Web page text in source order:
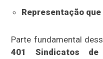
Representação
Parte fundamental
401 Sindicatos